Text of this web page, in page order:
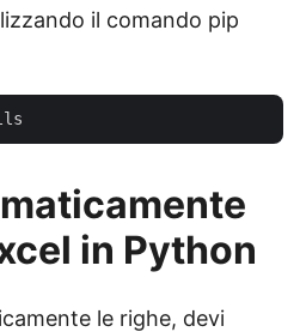
il comando pip
in Python
le righe, devi